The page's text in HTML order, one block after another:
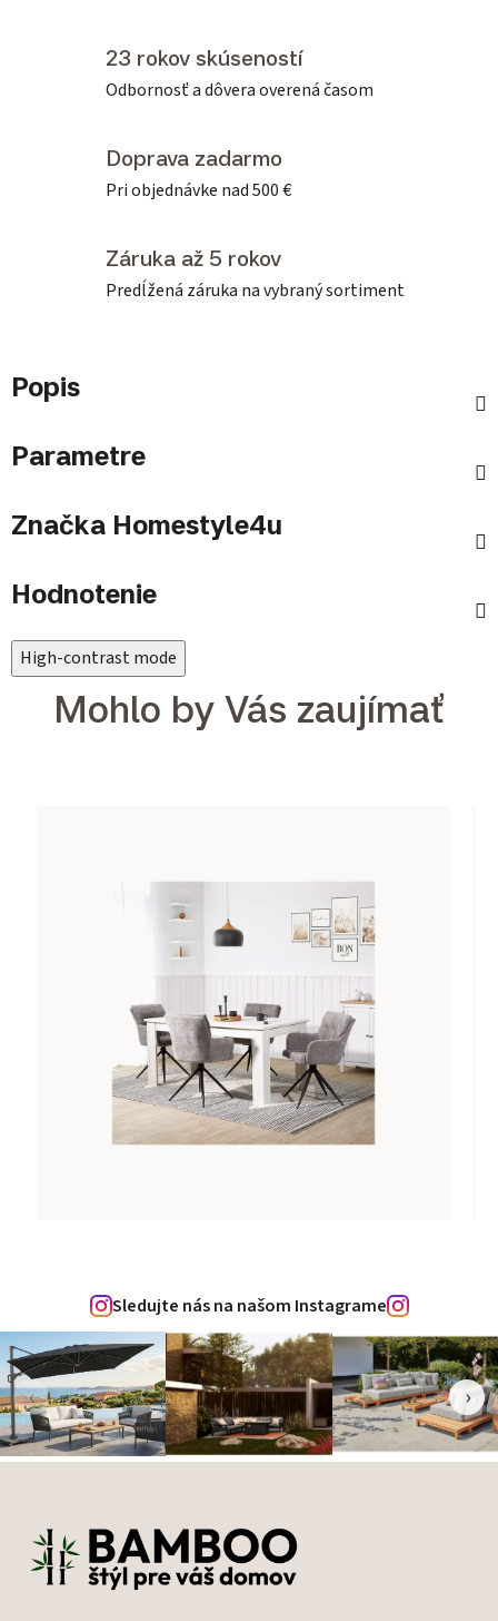
23 rokov skúseností
Odbornosť a dôvera overená časom
Doprava zadarmo
Pri objednávke nad 500 €
Záruka až 5 rokov
Predĺžená záruka na vybraný sortiment
Popis
Parametre
Značka Homestyle4u
Hodnotenie
High-contrast mode
Mohlo by Vás zaujímať
Sledujte nás na našom Instagrame
‹ ›